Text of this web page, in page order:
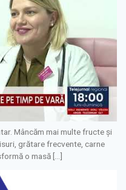
Mâncăm mai multe fructe și
grătare frecvente, carne
o masă […]